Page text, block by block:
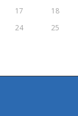
17
18
24
25